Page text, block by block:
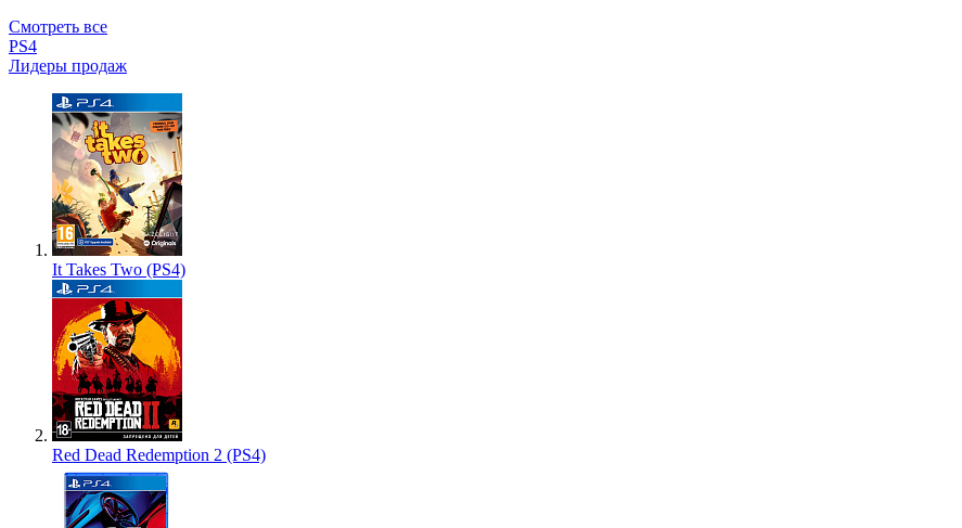
Смотреть все
PS4
Лидеры продаж
It Takes Two (PS4)
Red Dead Redemption 2 (PS4)